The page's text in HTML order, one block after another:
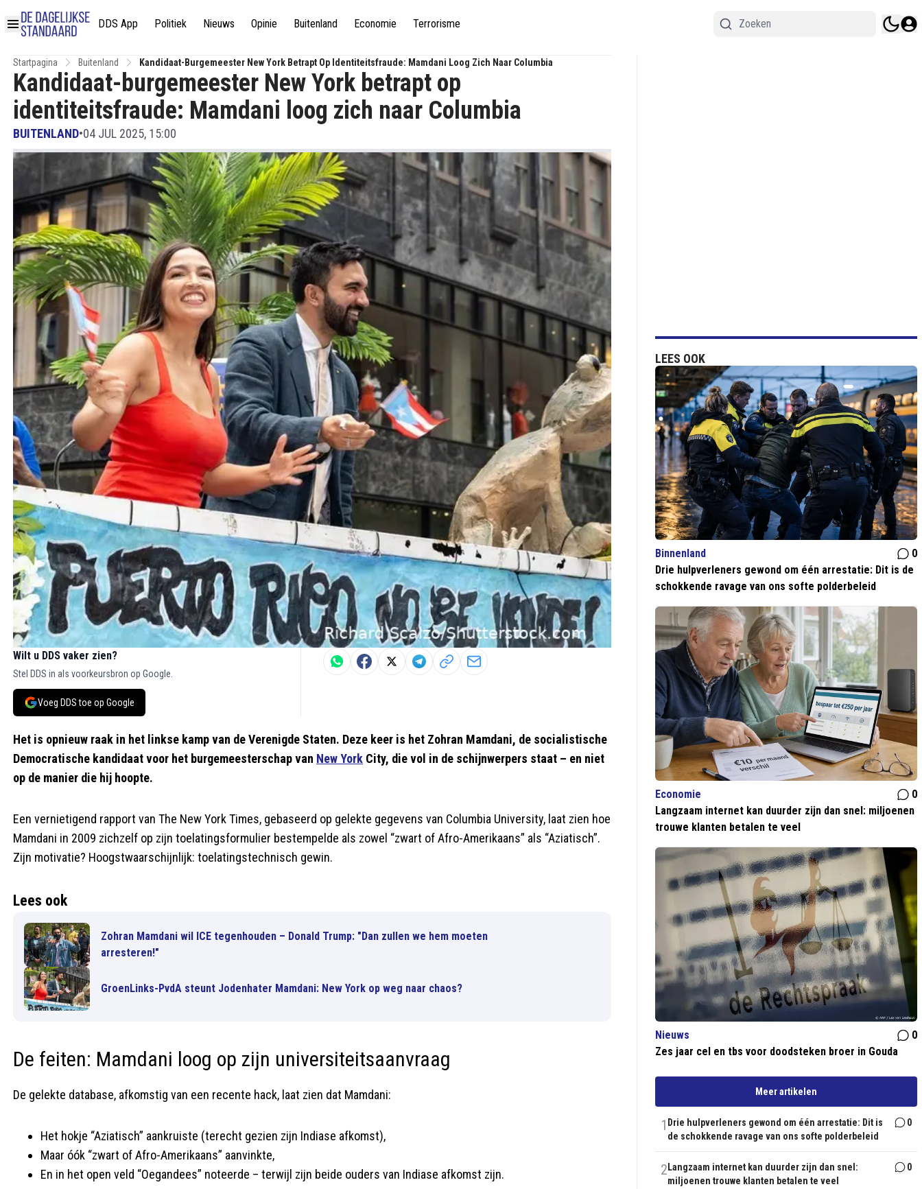
DDS App Politiek Nieuws Opinie Buitenland Economie Terrorisme
Startpagina Buitenland Kandidaat-Burgemeester New York Betrapt Op Identiteitsfraude: Mamdani Loog Zich Naar Columbia
Kandidaat-burgemeester New York betrapt op
identiteitsfraude: Mamdani loog zich naar Columbia
BUITENLAND•04 JUL 2025, 15:00
Wilt u DDS vaker zien?
Stel DDS in als voorkeursbron op Google.
Voeg DDS toe op Google
Het is opnieuw raak in het linkse kamp van de Verenigde Staten. Deze keer is het Zohran Mamdani, de socialistische
Democratische kandidaat voor het burgemeesterschap van New York City, die vol in de schijnwerpers staat – en niet
op de manier die hij hoopte.
Een vernietigend rapport van The New York Times, gebaseerd op gelekte gegevens van Columbia University, laat zien hoe
Mamdani in 2009 zichzelf op zijn toelatingsformulier bestempelde als zowel “zwart of Afro-Amerikaans” als “Aziatisch”.
Zijn motivatie? Hoogstwaarschijnlijk: toelatingstechnisch gewin.
Lees ook
Zohran Mamdani wil ICE tegenhouden – Donald Trump: "Dan zullen we hem moeten
arresteren!"
GroenLinks-PvdA steunt Jodenhater Mamdani: New York op weg naar chaos?
De feiten: Mamdani loog op zijn universiteitsaanvraag
De gelekte database, afkomstig van een recente hack, laat zien dat Mamdani:
Het hokje “Aziatisch” aankruiste (terecht gezien zijn Indiase afkomst),
Maar óók “zwart of Afro-Amerikaans” aanvinkte,
En in het open veld “Oegandees” noteerde – terwijl zijn beide ouders van Indiase afkomst zijn.
LEES OOK
Binnenland
0
Drie hulpverleners gewond om één arrestatie: Dit is de
schokkende ravage van ons softe polderbeleid
Economie
0
Langzaam internet kan duurder zijn dan snel: miljoenen
trouwe klanten betalen te veel
Nieuws
0
Zes jaar cel en tbs voor doodsteken broer in Gouda
Meer artikelen
1 Drie hulpverleners gewond om één arrestatie: Dit is
de schokkende ravage van ons softe polderbeleid
0
2 Langzaam internet kan duurder zijn dan snel:
miljoenen trouwe klanten betalen te veel
0